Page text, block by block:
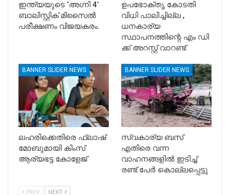
ഇന്ത്യയുടെ ‘അഗ്നി 4’
ബാലിസ്റ്റിക് മിസൈൽ
പരീക്ഷണം വിജയകരം.
ഉപഭോക്തൃ കോടതി
വിധി പാലിച്ചില്ല ,
ധനകാര്യ
സ്ഥാപനത്തിന്റെ എം ഡി
ക്ക് അറസ്റ്റ് വാറണ്ട്
BANNER SLIDER NEWS
ലഹരിക്കെതിരെ ഫ്ലാഷ്
മോബുമായി കിംസ്
ആര്യഭട്ട കോളേജ്
BANNER SLIDER NEWS
സ്വകാര്യ ബസ്
എതിരെ വന്ന
വാഹനങ്ങളിൽ ഇടിച്ച്
രണ്ട് പേർ കൊല്ലപ്പെട്ടു
PREV NEXT